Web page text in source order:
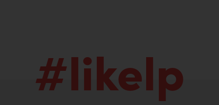
#likelp